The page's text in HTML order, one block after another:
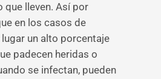
que lleven. Así por
en los casos de
un alto porcentaje
padecen heridas o
se infectan, pueden